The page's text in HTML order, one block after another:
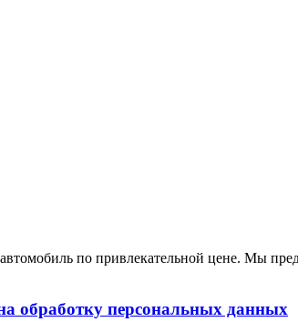
по привлекательной цене. Мы
обработку персональных данных